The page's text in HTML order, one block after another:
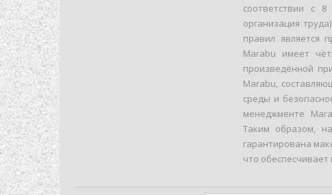
соответствии с
организация
правил является
Marabu имеет
произведённой
Marabu,
среды и
менеджменте
Таким образом,
гарантирована
что